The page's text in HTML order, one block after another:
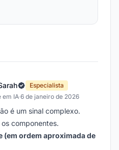
Especialista
em IA·6 de janeiro de 2026
é um sinal complexo.
componentes.
(em ordem aproximada de